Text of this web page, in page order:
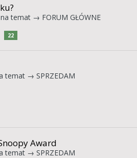
temat → FORUM GŁÓWNE
22
temat → SPRZEDAM
Award
temat → SPRZEDAM